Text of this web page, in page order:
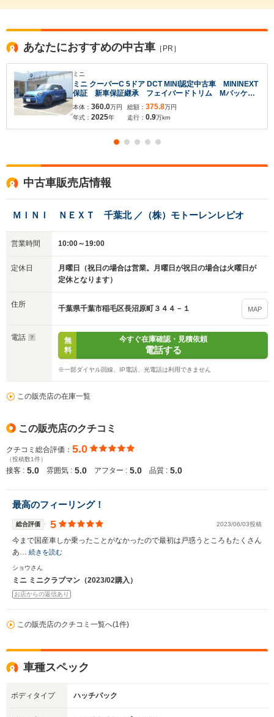
あなたにおすすめの中古車 ［PR］
ミニ
ミニ クーパーC 5ドア DCT MINI認定中古車 MININEXT
保証 新車保証継承 フェイバードトリム Mパッケー
ジ 18インチアロイ ETC2.0 クラウドナビゲーショ
ン 前後カメラ+PDC
本体： 360.0万円
年式： 2025年
総額： 375.8万円
走行： 0.9万km
中古車販売店情報
ＭＩＮＩ ＮＥＸＴ 千葉北 ／（株）モトーレンレピオ
営業時間 10:00～19:00
定休日
月曜日（祝日の場合は営業。月曜日が祝日の場合は火曜日が
定休となります）
住所 千葉県千葉市稲毛区長沼原町３４４－１ MAP
電話
無
料
今すぐ在庫確認・見積依頼
電話する
※一部ダイヤル回線、IP電話、光電話は利用できません
この販売店の在庫一覧
この販売店のクチコミ
クチコミ総合評価： 5.0
（投稿数1件）
接客 : 5.0 雰囲気 : 5.0 アフター : 5.0 品質 : 5.0
最高のフィーリング！
総合評価 5 2023/06/03投稿
今まで国産車しか乗ったことがなかったので最初は戸惑うところもたくさん
あ… 続きを読む
ショウさん
ミニ ミニクラブマン（2023/02購入）
お店からの返信あり
この販売店のクチコミ一覧へ(1件)
車種スペック
ボディタイプ ハッチバック